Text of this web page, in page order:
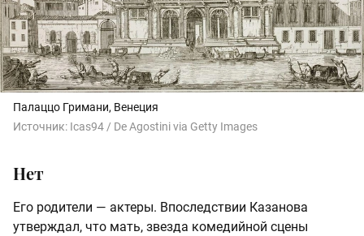
Палаццо Гримани, Венеция
Источник: Icas94 / De Agostini via Getty Images
Нет
Его родители — актеры. Впоследствии Казанова
утверждал, что мать, звезда комедийной сцены